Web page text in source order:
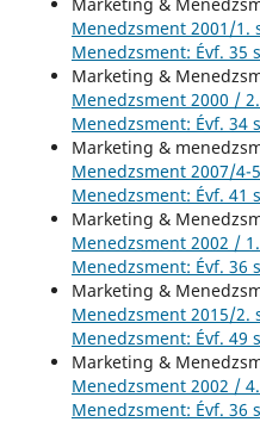
Menedzsment 2001/1.
Menedzsment: Évf. 35
Marketing &
Menedzsment 2000 /
Menedzsment: Évf. 34
Marketing &
Menedzsment 2007/4-
Menedzsment: Évf. 41
Marketing &
Menedzsment 2002 /
Menedzsment: Évf. 36
Marketing &
Menedzsment 2015/2.
Menedzsment: Évf. 49
Marketing &
Menedzsment 2002 /
Menedzsment: Évf. 36